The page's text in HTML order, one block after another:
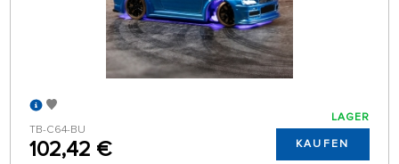
TB-C64-BU
102,42 €
LAGER
KAUFEN